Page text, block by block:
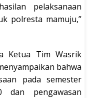
pelaksanaan
polresta mamuju,”
Ketua Tim Wasrik
bahwa
pada semester
pengawasan